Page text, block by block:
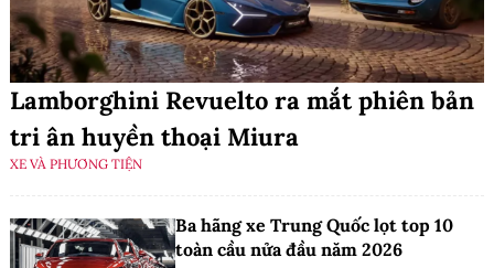
Lamborghini Revuelto ra mắt phiên bản
tri ân huyền thoại Miura
XE VÀ PHƯƠNG TIỆN
Ba hãng xe Trung Quốc lọt top 10
toàn cầu nửa đầu năm 2026